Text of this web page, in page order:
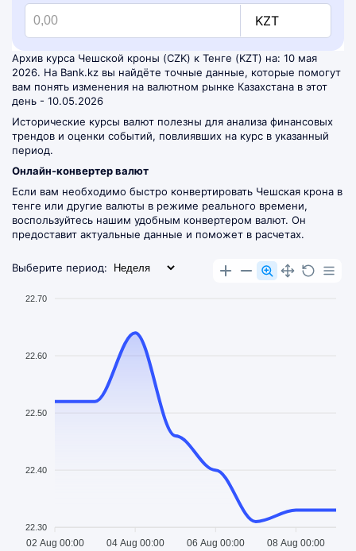
KZT
Архив курса Чешской кроны (CZK) к Тенге (KZT) на: 10 мая
2026. На Bank.kz вы найдёте точные данные, которые помогут
вам понять изменения на валютном рынке Казахстана в этот
день - 10.05.2026
Исторические курсы валют полезны для анализа финансовых
трендов и оценки событий, повлиявших на курс в указанный
период.
Онлайн-конвертер валют
Если вам необходимо быстро конвертировать Чешская крона в
тенге или другие валюты в режиме реального времени,
воспользуйтесь нашим удобным конвертером валют. Он
предоставит актуальные данные и поможет в расчетах.
Выберите период:
22.70
22.60
22.50
22.40
22.30
02 Aug 00:00 04 Aug 00:00 06 Aug 00:00 08 Aug 00:00